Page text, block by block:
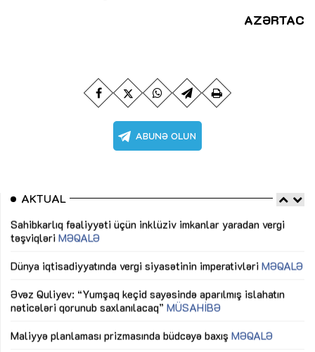
AZƏRTAC
AKTUAL
Sahibkarlıq fəaliyyəti üçün inklüziv imkanlar yaradan vergi
təşviqləri MƏQALƏ
Dünya iqtisadiyyatında vergi siyasətinin imperativləri MƏQALƏ
Əvəz Quliyev: “Yumşaq keçid sayəsində aparılmış islahatın
nəticələri qorunub saxlanılacaq” MÜSAHİBƏ
Maliyyə planlaması prizmasında büdcəyə baxış MƏQALƏ